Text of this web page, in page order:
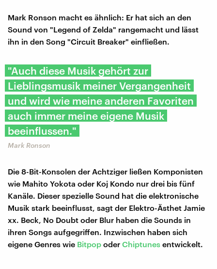
Mark Ronson macht es ähnlich: Er hat sich an den
Sound von "Legend of Zelda" rangemacht und lässt
ihn in den Song "Circuit Breaker" einfließen.
"Auch diese Musik gehört zur
Lieblingsmusik meiner Vergangenheit
und wird wie meine anderen Favoriten
auch immer meine eigene Musik
beeinflussen."
Mark Ronson
Die 8-Bit-Konsolen der Achtziger ließen Komponisten
wie Mahito Yokota oder Koj Kondo nur drei bis fünf
Kanäle. Dieser spezielle Sound hat die elektronische
Musik stark beeinflusst, sagt der Elektro-Ästhet Jamie
xx. Beck, No Doubt oder Blur haben die Sounds in
ihren Songs aufgegriffen. Inzwischen haben sich
eigene Genres wie Bitpop oder Chiptunes entwickelt.